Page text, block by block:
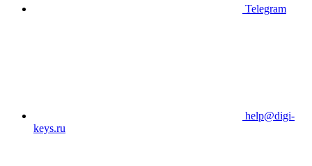
Telegram
help@digi-
keys.ru